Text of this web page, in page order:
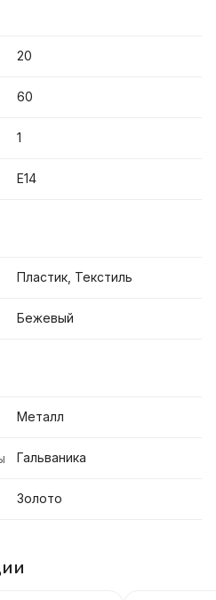
20
60
1
E14
Пластик, Текстиль
Бежевый
Металл
Гальваника
Золото